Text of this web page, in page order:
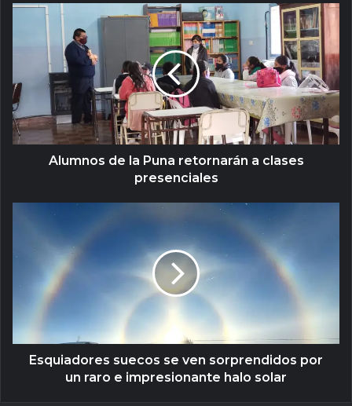
Alumnos de la Puna retornarán a clases
presenciales
Esquiadores suecos se ven sorprendidos por
un raro e impresionante halo solar